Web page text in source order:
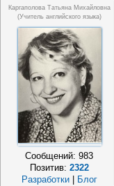
Каргаполова Татьяна Михайловна
(учитель английского языка)
Сообщений:983
Позитив: 2322
Разработки
Блог